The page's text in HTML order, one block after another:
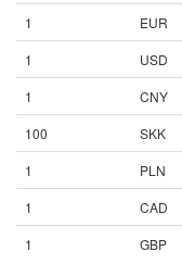
1 EUR
1
USD
1
CNY
100
SKK
1
PLN
1
CAD
1
GBP